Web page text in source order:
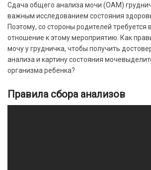
Сдача общего анализа мочи (ОАМ)
важным исследованием состояния
Поэтому, со стороны родителей требуется
отношение к этому мероприятию. Как
мочу у грудничка, чтобы получить
анализа и картину состояния
организма ребенка?
Правила сбора анализов